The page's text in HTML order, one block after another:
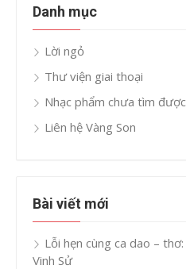
Danh mục
Lời ngỏ
Thư viện giai thoại
Nhạc phẩm chưa tìm
Liên hệ Vàng Son
Bài viết mới
Lỗi hẹn cùng ca dao –
Vinh Sử